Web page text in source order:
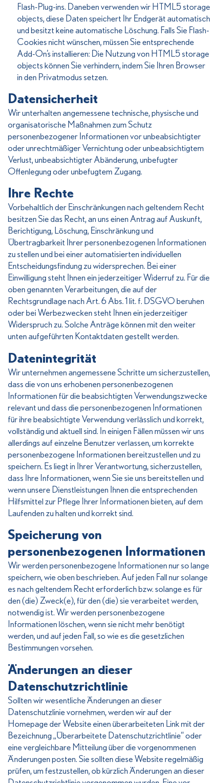
Flash-Plug-ins. Daneben verwenden wir HTML5 storage
objects, diese Daten speichert Ihr Endgerät automatisch
und besitzt keine automatische Löschung. Falls Sie Flash-
Cookies nicht wünschen, müssen Sie entsprechende
Add-On’s installieren: Die Nutzung von HTML5 storage
objects können Sie verhindern, indem Sie Ihren Browser
in den Privatmodus setzen.
Datensicherheit
Wir unterhalten angemessene technische, physische und
organisatorische Maßnahmen zum Schutz
personenbezogener Informationen vor unbeabsichtigter
oder unrechtmäßiger Vernichtung oder unbeabsichtigtem
Verlust, unbeabsichtigter Abänderung, unbefugter
Offenlegung oder unbefugtem Zugang.
Ihre Rechte
Vorbehaltlich der Einschränkungen nach geltendem Recht
besitzen Sie das Recht, an uns einen Antrag auf Auskunft,
Berichtigung, Löschung, Einschränkung und
Übertragbarkeit Ihrer personenbezogenen Informationen
zu stellen und bei einer automatisierten individuellen
Entscheidungsfindung zu widersprechen. Bei einer
Einwilligung steht Ihnen ein jederzeitiger Widerruf zu. Für die
oben genannten Verarbeitungen, die auf der
Rechtsgrundlage nach Art. 6 Abs. 1 lit. f. DSGVO beruhen
oder bei Werbezwecken steht Ihnen ein jederzeitiger
Widerspruch zu. Solche Anträge können mit den weiter
unten aufgeführten Kontaktdaten gestellt werden.
Datenintegrität
Wir unternehmen angemessene Schritte um sicherzustellen,
dass die von uns erhobenen personenbezogenen
Informationen für die beabsichtigten Verwendungszwecke
relevant und dass die personenbezogenen Informationen
für ihre beabsichtigte Verwendung verlässlich und korrekt,
vollständig und aktuell sind. In einigen Fällen müssen wir uns
allerdings auf einzelne Benutzer verlassen, um korrekte
personenbezogene Informationen bereitzustellen und zu
speichern. Es liegt in Ihrer Verantwortung, sicherzustellen,
dass Ihre Informationen, wenn Sie sie uns bereitstellen und
wenn unsere Dienstleistungen Ihnen die entsprechenden
Hilfsmittel zur Pflege Ihrer Informationen bieten, auf dem
Laufenden zu halten und korrekt sind.
Speicherung von
personenbezogenen Informationen
Wir werden personenbezogene Informationen nur so lange
speichern, wie oben beschrieben. Auf jeden Fall nur solange
es nach geltendem Recht erforderlich bzw. solange es für
den (die) Zweck(e), für den (die) sie verarbeitet werden,
notwendig ist. Wir werden personenbezogene
Informationen löschen, wenn sie nicht mehr benötigt
werden, und auf jeden Fall, so wie es die gesetzlichen
Bestimmungen vorsehen.
Änderungen an dieser
Datenschutzrichtlinie
Sollten wir wesentliche Änderungen an dieser
Datenschutzlinie vornehmen, werden wir auf der
Homepage der Website einen überarbeiteten Link mit der
Bezeichnung „Überarbeitete Datenschutzrichtlinie“ oder
eine vergleichbare Mitteilung über die vorgenommenen
Änderungen posten. Sie sollten diese Website regelmäßig
prüfen, um festzustellen, ob kürzlich Änderungen an dieser